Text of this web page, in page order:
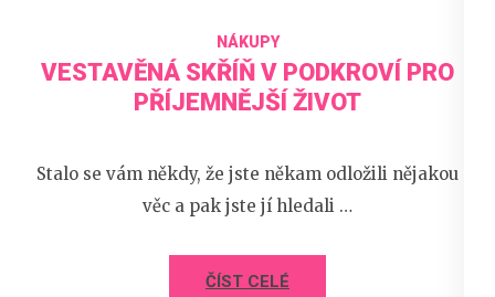
NÁKUPY
VESTAVĚNÁ SKŘÍŇ V PODKROVÍ PRO
PŘÍJEMNĚJŠÍ ŽIVOT
Stalo se vám někdy, že jste někam odložili nějakou
věc a pak jste jí hledali …
ČÍST CELÉ